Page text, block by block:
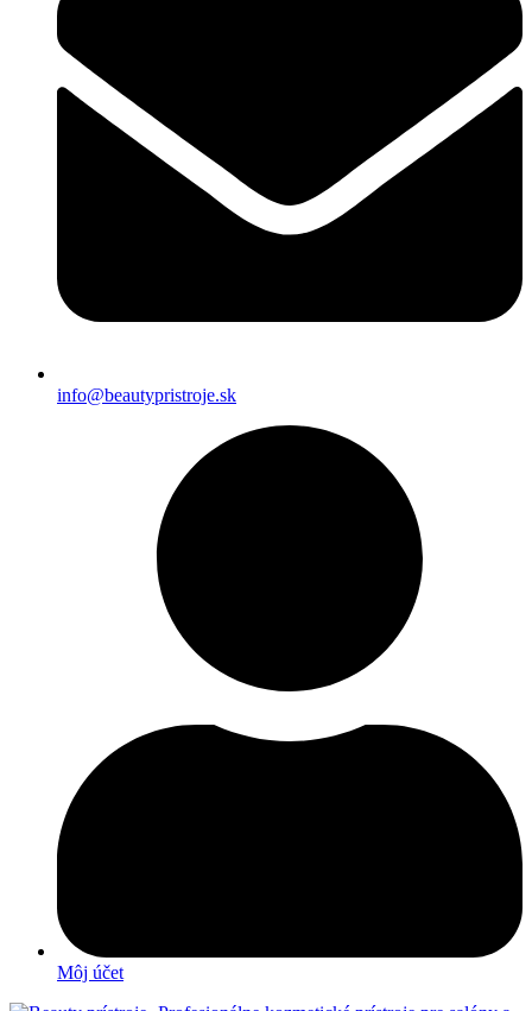
info@beautypristroje.sk
Môj účet